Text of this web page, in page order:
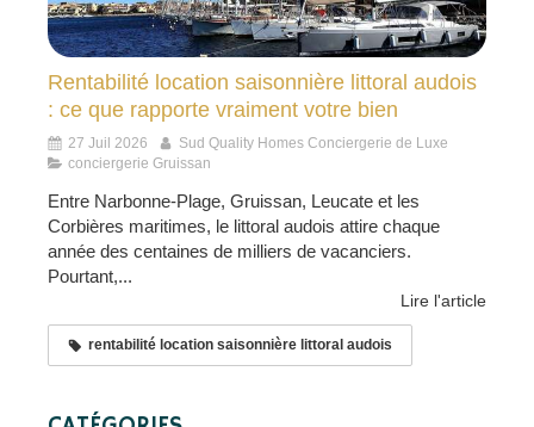
Rentabilité location saisonnière littoral audois
: ce que rapporte vraiment votre bien
27 Juil 2026
Sud Quality Homes Conciergerie de Luxe
conciergerie Gruissan
Entre Narbonne-Plage, Gruissan, Leucate et les
Corbières maritimes, le littoral audois attire chaque
année des centaines de milliers de vacanciers.
Pourtant,...
Lire l'article
rentabilité location saisonnière littoral audois